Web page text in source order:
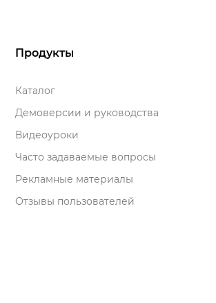
Продукты
Катало
Демоверсии и руководства
идеоуроки
Часто задаваемые вопросы
Рекламные материалы
Отзывы пользователей